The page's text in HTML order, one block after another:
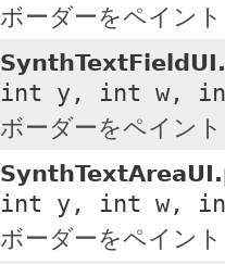
ボーダーをペイン
SynthTextFieldUI.
int y, int w,
ボーダーをペイン
SynthTextAreaUI.
int y, int w,
ボーダーをペイン